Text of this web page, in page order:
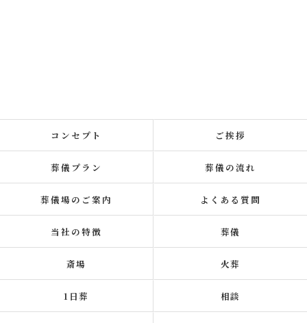
コンセプト ご挨拶
葬儀プラン 葬儀の流れ
葬儀場のご案内 よくある質問
当社の特徴 葬儀
斎場 火葬
1日葬 相談